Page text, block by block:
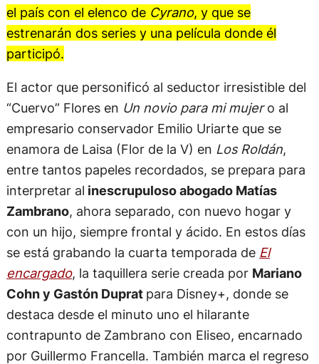
el país con el elenco de Cyrano, y que se
estrenarán dos series y una película donde él
participó.
El actor que personificó al seductor irresistible del
“Cuervo” Flores en Un novio para mi mujero al
empresario conservador Emilio Uriarte que se
enamora de Laisa (Flor de la V) en Los Roldán,
entre tantos papeles recordados, se prepara para
interpretar al inescrupuloso abogado Matías
Zambrano, ahora separado, con nuevo hogar y
con un hijo, siempre frontal y ácido. En estos días
se está grabando la cuarta temporada de El
encargado, la taquillera serie creada por Mariano
Cohn y Gastón Duprat para Disney+, donde se
destaca desde el minuto uno el hilarante
contrapunto de Zambrano con Eliseo, encarnado
por Guillermo Francella. También marca el regreso